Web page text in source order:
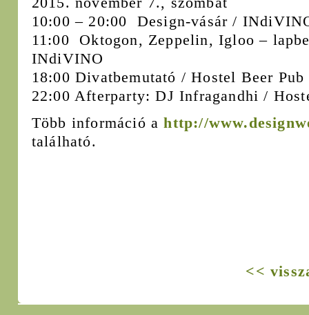
10:00 – 20:00 Design-vásár /
11:00 Oktogon, Zeppelin, Igloo –
INdiVINO
18:00 Divatbemutató / Hostel Beer Pub
22:00 Afterparty: DJ Infragandhi /
Több információ ahttp://
található.
<<